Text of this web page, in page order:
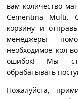
вам количество
Cementina Multi.
корзину и
менеджеры
необходимое кол-
ошибок! Мы
обрабатывать
Пожалуйста,